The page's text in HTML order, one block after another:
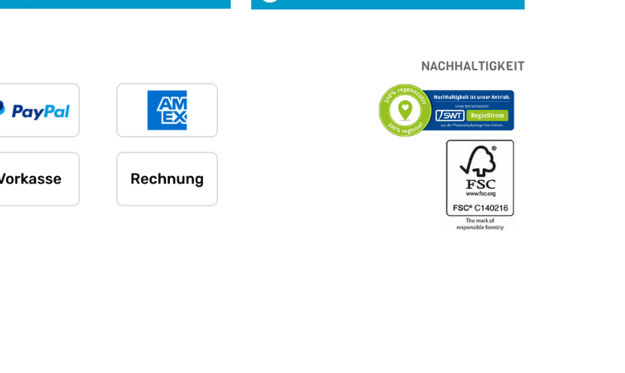
NACHHALTIGKEIT